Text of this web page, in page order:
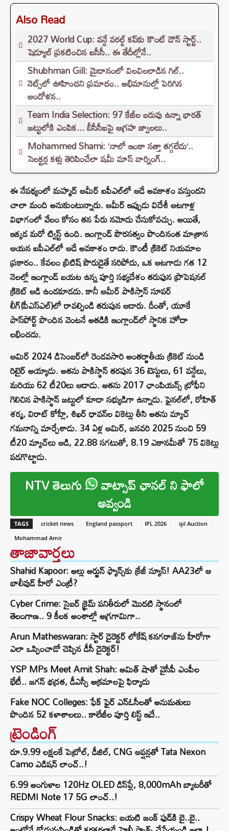
Also Read
2027 World Cup: వన్డే వరల్డ్ కప్‌కు కౌంట్ డౌన్ స్టార్ట్..
షెడ్యూల్ ప్రకటించిన ఐసీసీ.. ఈ తేదీల్లోనే..
Shubhman Gill: మైదానంలో విలవిలలాడిన గిల్..
నెట్స్‌లో ఊహించని ప్రమాదం.. అభిమానుల్లో పెరిగిన
ఆందోళన..
Team India Selection: 97 కేజీల బరువు ఉన్నా భారత్
జట్టులోకి ఎంపిక... బీసీసీఐపై ఆగ్రహ జ్వాలలు..
Mohammed Shami: ‘నాలో ఇంకా సత్తా తగ్గలేదు’..
సెలక్టర్ల కళ్లు తెరిపించేలా షమీ మాస్ వార్నింగ్..
ఈ నేపథ్యంలో మహ్మద్ ఆమీర్ ఐపీఎల్‌లో ఆడే అవకాశం వస్తుందని
చాలా మంది అనుకుంటున్నారు. ఆమీర్ ఇప్పుడు విదేశీ ఆటగాళ్ల
విభాగంలో వేలం కోసం తన పేరు నమోదు చేసుకోవచ్చు. అయితే,
ఇక్కడ మరో ట్విస్ట్ ఉంది. ఇంగ్లాండ్ పౌరసత్వం పొందినంత మాత్రాన
ఆయన ఐపీఎల్‌‌లో ఆడే అవకాశం రాదు. కౌంటీ క్రికెట్ నియమాల
ప్రకారం.. కేవలం బ్రిటిష్ పౌరుడైతే సరిపోదు, ఒక ఆటగాడు గత 12
నెలల్లో ఇంగ్లాండ్ బయట ఉన్న పూర్తి సభ్యదేశం తరుఫున ప్రొపెషనల్
క్రికెట్ ఆడి ఉండకూడదు. కానీ ఆమీర్ పాకిస్తాన్ సూపర్
లీగ్(పీఎస్ఎల్)లో రావల్పిండి తరుపున ఆడారు. దీంతో, యూకే
పాస్‌పోర్ట్ పొందిన వెంటనే అతడికి ఇంగ్లాండ్‌లో స్థానిక హోదా
లభించదు.
ఆమిర్ 2024 డిసెంబర్‌లో రెండవసారి అంతర్జాతీయ క్రికెట్ నుండి
రిటైర్ అయ్యాడు. అతను పాకిస్థాన్ తరపున 36 టెస్టులు, 61 వన్డేలు,
మరియు 62 టీ20లు ఆడాడు. అతను 2017 ఛాంపియన్స్ ట్రోఫీని
గెలిచిన పాకిస్థాన్ జట్టులో కూడా సభ్యుడిగా ఉన్నాడు. ఫైనల్‌లో, రోహిత్
శర్మ, విరాట్ కోహ్లీ, శిఖర్ ధావన్‌ల వికెట్లు తీసి అతను మ్యాచ్
గమనాన్ని మార్చేశాడు. 34 ఏళ్ల ఆమిర్, జనవరి 2025 నుంచి 59
టీ20 మ్యాచ్‌లు ఆడి, 22.88 సగటుతో, 8.19 ఎకానమీతో 75 వికెట్లు
పడగొట్టాడు.
NTV తెలుగు వాట్సాప్ ఛానల్ ని ఫాలో
అవ్వండి
TAGS cricket news England passport IPL 2026
ipl Auction
Mohammad Amir
తాజావార్తలు
Shahid Kapoor: అల్లు అర్జున్ ఫ్యాన్స్‌కు క్రేజీ న్యూస్! AA23లో ఆ
బాలీవుడ్ హీరో ఎంట్రీ?
Cyber Crime: సైబర్ క్రైమ్ పనితీరులో మొదటి స్థానంలో
తెలంగాణ.. 9 కీలక అంశాల్లో అగ్రగామిగా..
Arun Matheswaran: స్టార్ డైరెక్టర్ లోకేష్ కనగరాజ్‌ను హీరోగా
ఎలా ఒప్పించాడో చెప్పిన డీసీ డైరెక్టర్!
YSP MPs Meet Amit Shah: అమిత్ షాతో వైసీపీ ఎంపీల
భేటీ.. జగన్ భద్రత, డీఎస్సీ అక్రమాలపై ఫిర్యాదు
Fake NOC Colleges: ఫేక్ ఫైర్ ఎన్ఓసీలతో అనుమతులు
పొందిన 52 కళాశాలలు.. కాలేజీల పూర్తి లిస్ట్ ఇదే..
ట్రెండింగ్‌
రూ.9.99 లక్షలకే పెట్రోల్, డీజిల్, CNG ఆప్షన్లతో Tata Nexon
Camo ఎడిషన్ లాంచ్..!
6.99 అంగుళాల 120Hz OLED డిస్‌ప్లే, 8,000mAh బ్యాటరీతో
REDMI Note 17 5G లాంచ్..!
Crispy Wheat Flour Snacks: బయటి జంక్ ఫుడ్‌కి బై..బై..